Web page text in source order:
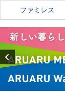
ファミレス
Previous